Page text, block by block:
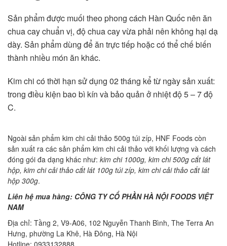
Sản phẩm được muối theo phong cách Hàn Quốc nên ăn
chua cay chuẩn vị, độ chua cay vừa phải nên không hại dạ
dày. Sản phẩm dùng để ăn trực tiếp hoặc có thể chế biến
thành nhiều món ăn khác.
Kim chi có thời hạn sử dụng 02 tháng kể từ ngày sản xuất:
trong điều kiện bao bì kín và bảo quản ở nhiệt độ 5 – 7 độ
C.
Ngoài sản phẩm kim chi cải thảo 500g túi zíp, HNF Foods còn
sản xuất ra các sản phẩm kim chi cải thảo với khối lượng và cách
đóng gói đa dạng khác như: kim chi 1000g, kim chi 500g cắt lát
hộp, kim chi cải thảo cắt lát 100g túi zíp, kim chi cải thảo cắt lát
hộp 300g.
Liên hệ mua hàng: CÔNG TY CỔ PHẦN HÀ NỘI FOODS VIỆT
NAM
Địa chỉ: Tầng 2, V9-A06, 102 Nguyễn Thanh Bình, The Terra An
Hưng, phường La Khê, Hà Đông, Hà Nội